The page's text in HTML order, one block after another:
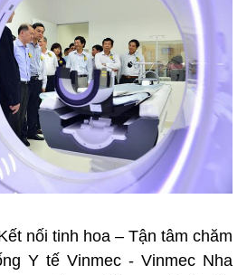
nối tinh hoa – Tận tâm chăm
Y tế Vinmec - Vinmec Nha